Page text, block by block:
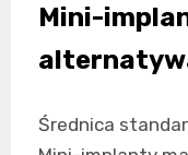
Mini-
Średnica